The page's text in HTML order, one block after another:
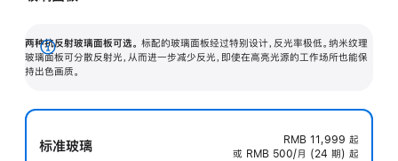
两种抗反射玻璃面板可选。 标配的玻璃面板经过特别设计，反光率极低。纳米纹理
玻璃面板可分散反射光，从而进一步减少反光，即使在高亮光源的工作场所也能保
持出色画质。
展
开
标准玻璃 RMB 11,999 起
或 RMB 500/月 (24 期) 起